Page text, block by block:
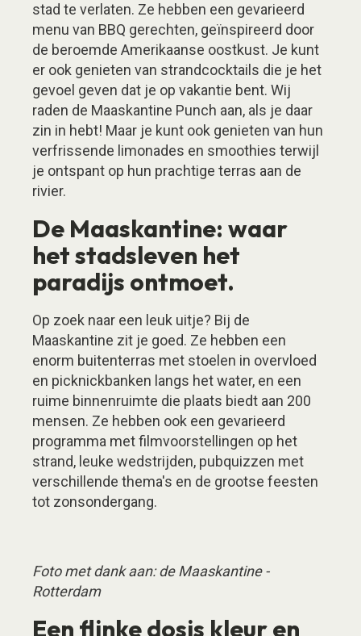
stad te verlaten. Ze hebben een gevarieerd
menu van BBQ gerechten, geïnspireerd door
de beroemde Amerikaanse oostkust. Je kunt
er ook genieten van strandcocktails die je het
gevoel geven dat je op vakantie bent. Wij
raden de Maaskantine Punch aan, als je daar
zin in hebt! Maar je kunt ook genieten van hun
verfrissende limonades en smoothies terwijl
je ontspant op hun prachtige terras aan de
rivier.
De Maaskantine: waar
het stadsleven het
paradijs ontmoet.
Op zoek naar een leuk uitje? Bij de
Maaskantine zit je goed. Ze hebben een
enorm buitenterras met stoelen in overvloed
en picknickbanken langs het water, en een
ruime binnenruimte die plaats biedt aan 200
mensen. Ze hebben ook een gevarieerd
programma met filmvoorstellingen op het
strand, leuke wedstrijden, pubquizzen met
verschillende thema's en de grootse feesten
tot zonsondergang.
Foto met dank aan: de Maaskantine -
Rotterdam
Een flinke dosis kleur en